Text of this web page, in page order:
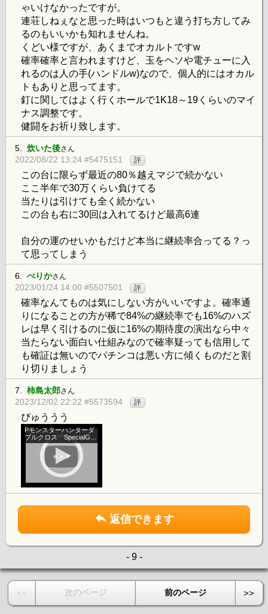
ゃいけなかったですが。
連荘しねぇなと思った時はいつもと違う打ち方してみ
るのもいいかも知れませんね。
くどい様ですが、あくまでオカルトですw
確率確率と言われますけど、玉をヘソや電チューに入
れるのは人の手(ハンドルw)なので、個人的にはオカル
トもありと思ってます。
釘に関してはよく行くホールで1K18～19くらいのマイ
ナス調整です。
健闘をお祈り致します。
5. 炊いた後さん
2022/08/22 13:24 #5475151 評
この台に限らず最近の80％越えマジで続かない
ここ半年で30万くらい負けてる
当たりは引けても全く続かない
この台も右に30回は入れてるけど最高6連
自分の運のせいかもだけど本当に継続率合ってる？っ
て思ってしまう
6. ぺりかさん
2023/01/24 14:00 #5507501 評
確率なんてものは気にしない方がいいですよ。確率通
りになることの方が稀で84%の継続率でも16%のハズ
レは早く引けるのに仮に16%の期待度の演出なら中々
当たらない面白い仕組みなので確率疑っても信用して
も確証は無いのでパチンコは悪い方に傾くものだと割
り切りましょう
7. 柿島太郎さん
2023/12/02 22:22 #5573594 評
ぴゅううう
Pモンスターハンターダ
ブルクロス SpecialGuil
dQuest
返信できます
- 9 -
<< 次のページ 前のページ >>